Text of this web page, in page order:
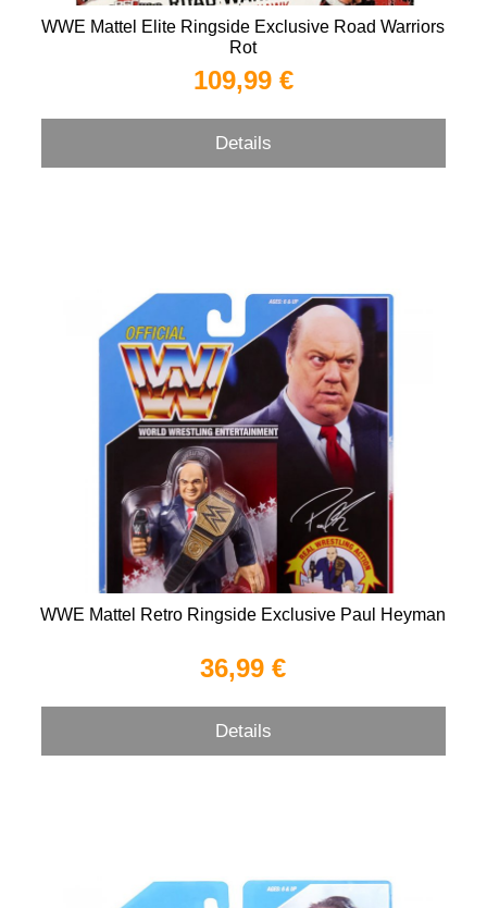
WWE Mattel Elite Ringside Exclusive Road Warriors
Rot
109,99 €
Details
WWE Mattel Retro Ringside Exclusive Paul Heyman
36,99 €
Details